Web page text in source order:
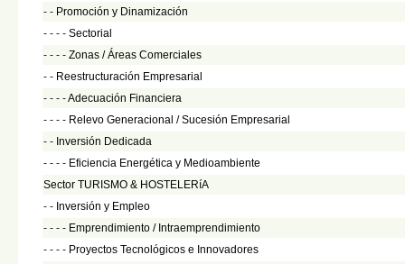
- - Promoción y Dinamización
- - - - Sectorial
- - - - Zonas / Áreas Comerciales
- - Reestructuración Empresarial
- - - -Adecuación Financiera
- - - - Relevo Generacional / Sucesión Empresarial
- - Inversión Dedicada
- - - - Eficiencia Energética y Medioambiente
Sector TURISMO & HOSTELERíA
- - Inversión y Empleo
- - - - Emprendimiento / Intraemprendimiento
- - - - Proyectos Tecnológicos e Innovadores